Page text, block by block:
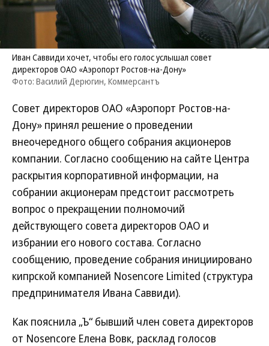
Иван Саввиди хочет, чтобы его голос услышал совет
директоров ОАО «Аэропорт Ростов-на-Дону»
Фото: Василий Дерюгин, Коммерсантъ
Совет директоров ОАО «Аэропорт Ростов-на-
Дону» принял решение о проведении
внеочередного общего собрания акционеров
компании. Согласно сообщению на сайте Центра
раскрытия корпоративной информации, на
собрании акционерам предстоит рассмотреть
вопрос о прекращении полномочий
действующего совета директоров ОАО и
избрании его нового состава. Согласно
сообщению, проведение собрания инициировано
кипрской компанией Nosencore Limited (структура
предпринимателя Ивана Саввиди).
Как пояснила „Ъ“ бывший член совета директоров
от Nosencore Елена Вовк, расклад голосов